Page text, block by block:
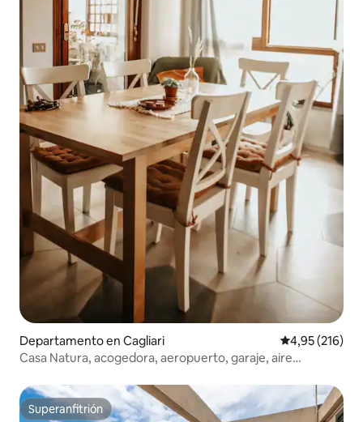
Departamento en Cagliari Calificación
4,95 (216)
Casa Natura, acogedora, aeropuerto, garaje, aire
Superanfitrión
Superanfitrión